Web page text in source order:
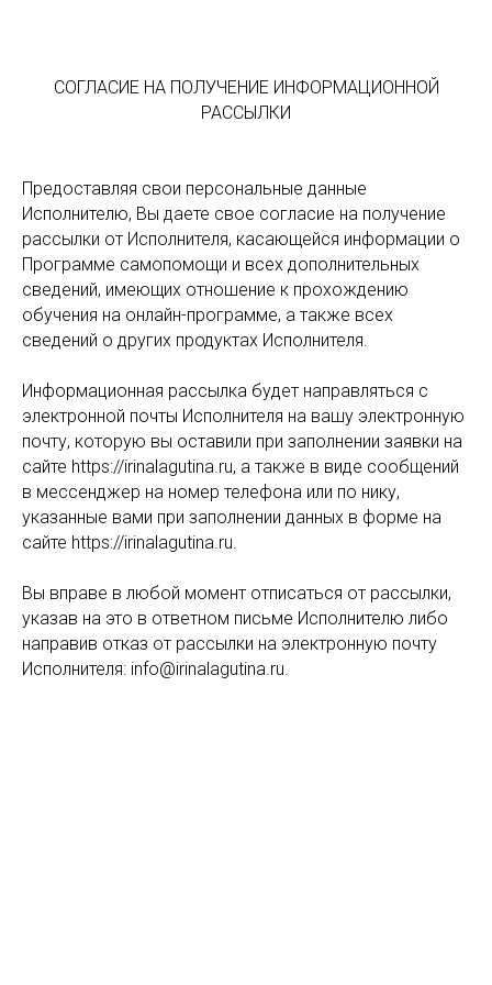
СОГЛАСИЕ НА ПОЛУЧЕНИЕ ИНФОРМАЦИОННОЙ
РАССЫЛКИ
Предоставляя свои персональные данные
Исполнителю, Вы даете свое согласие на получение
рассылки от Исполнителя, касающейся информации о
Программе самопомощи и всех дополнительных
сведений, имеющих отношение к прохождению
обучения на онлайн-программе, а также всех
сведений о других продуктах Исполнителя.
Информационная рассылка будет направляться с
электронной почты Исполнителя на вашу электронную
почту, которую вы оставили при заполнении заявки на
сайте https://irinalagutina.ru, а также в виде сообщений
в мессенджер на номер телефона или по нику,
указанные вами при заполнении данных в форме на
сайте https://irinalagutina.ru.
Вы вправе в любой момент отписаться от рассылки,
указав на это в ответном письме Исполнителю либо
направив отказ от рассылки на электронную почту
Исполнителя: info@irinalagutina.ru.